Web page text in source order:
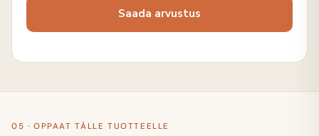
05 · OPPAAT TÄLLE TUOTTEELLE